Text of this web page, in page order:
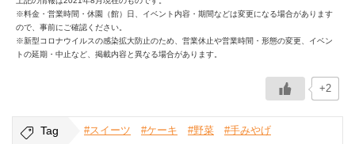
※料金・営業時間・休園（館）日、イベント内容・期間などは変更になる場合があります
ので、事前にご確認ください。
※新型コロナウイルスの感染拡大防止のため、営業休止や営業時間・形態の変更、イベン
トの延期・中止など、掲載内容と異なる場合があります。
+2
Tag #スイーツ #ケーキ #野菜 #手みやげ